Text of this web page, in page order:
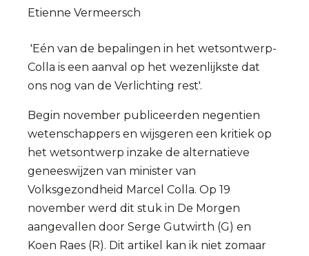
Etienne Vermeersch
'Eén van de bepalingen in het wetsontwerp-
Colla is een aanval op het wezenlijkste dat
ons nog van de Verlichting rest'.
Begin november publiceerden negentien
wetenschappers en wijsgeren een kritiek op
het wetsontwerp inzake de alternatieve
geneeswijzen van minister van
Volksgezondheid Marcel Colla. Op 19
november werd dit stuk in De Morgen
aangevallen door Serge Gutwirth (G) en
Koen Raes (R). Dit artikel kan ik niet zomaar